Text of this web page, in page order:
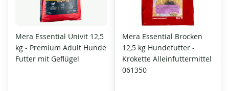
Mera Essential Univit 12,5
kg - Premium Adult Hunde
Futter mit Geflügel
Mera Essential Brocken
12,5 kg Hundefutter -
Krokette Alleinfuttermittel
061350